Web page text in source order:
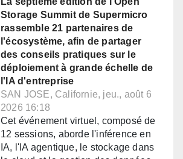
Storage Summit de Supermicro
rassemble 21 partenaires de
l'écosystème, afin de partager
des conseils pratiques sur le
déploiement à grande échelle de
l'IA d'entreprise
SAN JOSE, Californie, jeu., août 6
2026 16:18
Cet événement virtuel, composé de
12 sessions, aborde l'inférence en
IA, l'IA agentique, le stockage dans